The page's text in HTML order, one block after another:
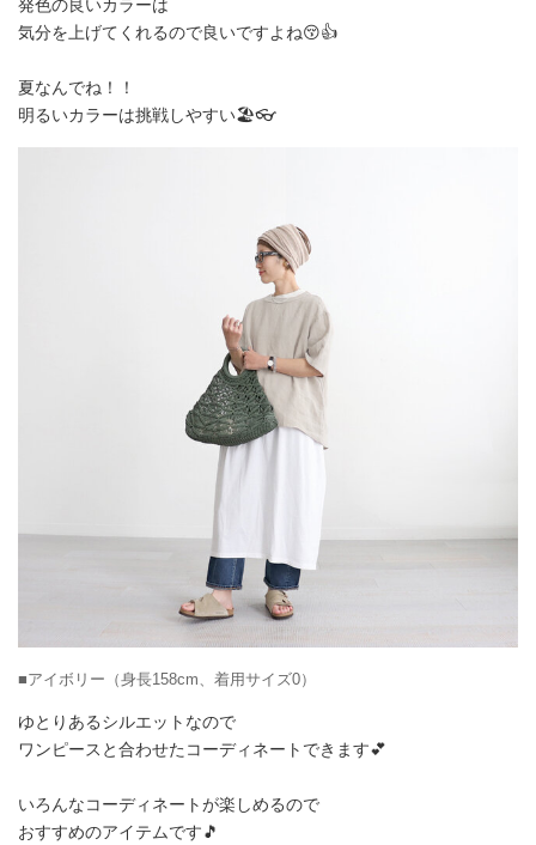
発色の良いカラーは
気分を上げてくれるので良いですよね😚👍
夏なんでね！！
明るいカラーは挑戦しやすい🏖️👓
■アイボリー（身長158cm、着用サイズ0）
ゆとりあるシルエットなので
ワンピースと合わせたコーディネートできます💕
いろんなコーディネートが楽しめるので
おすすめのアイテムです🎵